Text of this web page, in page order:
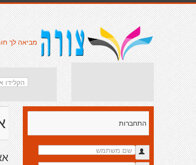
מביאה לך
התחברות